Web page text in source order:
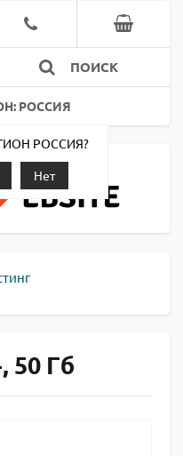
ПОИСК
РОССИЯ
РОССИЯ?
Нет
50 Гб